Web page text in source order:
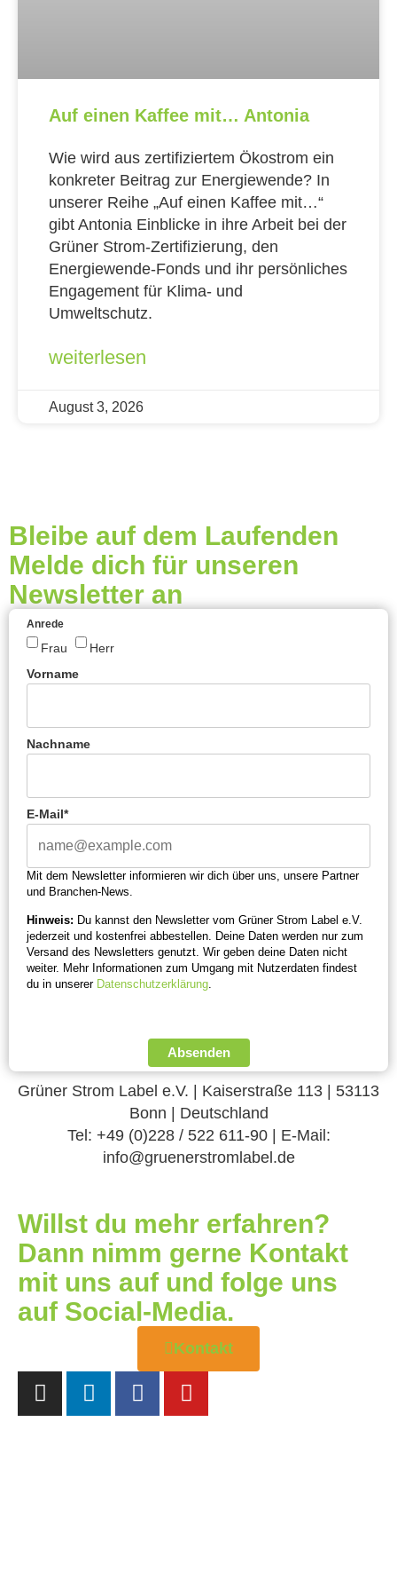
Auf einen Kaffee mit… Antonia
Wie wird aus zertifiziertem Ökostrom ein
konkreter Beitrag zur Energiewende? In
unserer Reihe „Auf einen Kaffee mit…“
gibt Antonia Einblicke in ihre Arbeit bei der
Grüner Strom-Zertifizierung, den
Energiewende-Fonds und ihr persönliches
Engagement für Klima- und
Umweltschutz.
weiterlesen
August 3, 2026
Bleibe auf dem Laufenden
Melde dich für unseren
Newsletter an
Anrede
Frau
Herr
Vorname
Nachname
E-Mail*
Mit dem Newsletter informieren wir dich über uns, unsere Partner
und Branchen-News.
Hinweis: Du kannst den Newsletter vom Grüner Strom Label e.V.
jederzeit und kostenfrei abbestellen. Deine Daten werden nur zum
Versand des Newsletters genutzt. Wir geben deine Daten nicht
weiter. Mehr Informationen zum Umgang mit Nutzerdaten findest
du in unserer Datenschutzerklärung.
Absenden
Grüner Strom Label e.V. | Kaiserstraße 113 | 53113
Bonn | Deutschland
Tel: +49 (0)228 / 522 611-90 | E-Mail:
info@gruenerstromlabel.de
Willst du mehr erfahren?
Dann nimm gerne Kontakt
mit uns auf und folge uns
auf Social-Media.
Kontakt